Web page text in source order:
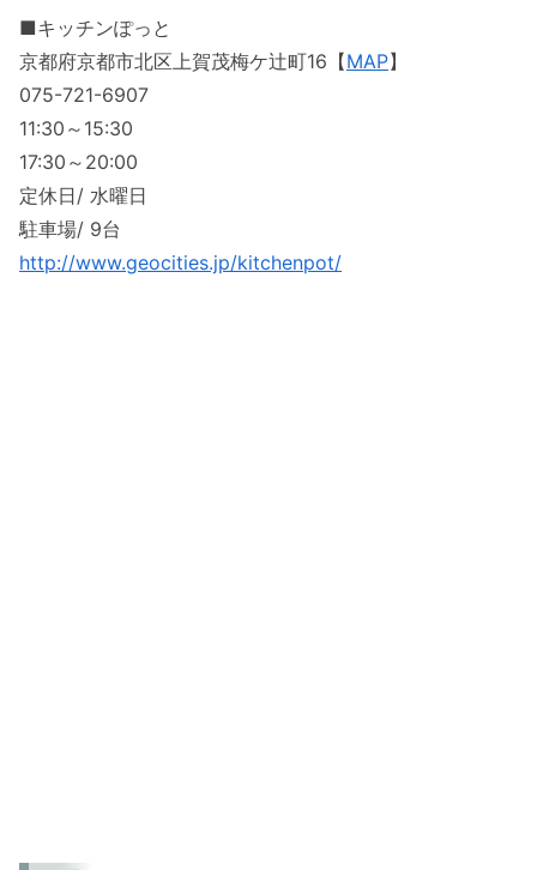
■キッチンぽっと
京都府京都市北区上賀茂梅ケ辻町16【MAP】
075-721-6907
11:30～15:30
17:30～20:00
定休日/ 水曜日
駐車場/ 9台
http://www.geocities.jp/kitchenpot/